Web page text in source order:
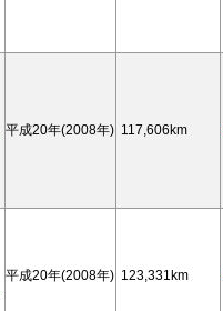
平成20年(2008年) 117,606km
平成20年(2008年) 123,331km